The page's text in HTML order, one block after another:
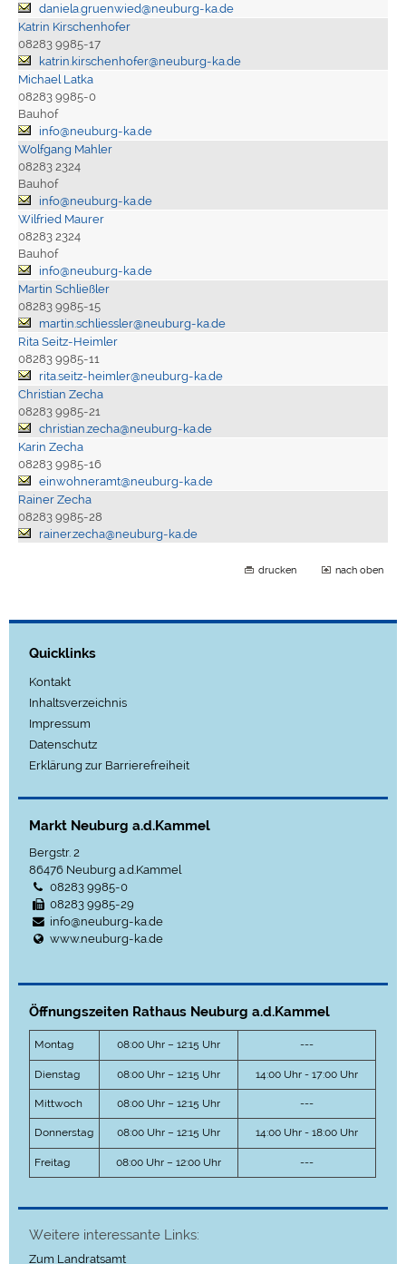
daniela.gruenwied@neuburg-ka.de
Katrin Kirschenhofer
08283 9985-17
katrin.kirschenhofer@neuburg-ka.de
Michael Latka
08283 9985-0
Bauhof
info@neuburg-ka.de
Wolfgang Mahler
08283 2324
Bauhof
info@neuburg-ka.de
Wilfried Maurer
08283 2324
Bauhof
info@neuburg-ka.de
Martin Schließler
08283 9985-15
martin.schliessler@neuburg-ka.de
Rita Seitz-Heimler
08283 9985-11
rita.seitz-heimler@neuburg-ka.de
Christian Zecha
08283 9985-21
christian.zecha@neuburg-ka.de
Karin Zecha
08283 9985-16
einwohneramt@neuburg-ka.de
Rainer Zecha
08283 9985-28
rainer.zecha@neuburg-ka.de
drucken nach oben
Quicklinks
Kontakt
Inhaltsverzeichnis
Impressum
Datenschutz
Erklärung zur Barrierefreiheit
Markt Neuburg a.d.Kammel
Bergstr. 2
86476 Neuburg a.d.Kammel
08283 9985-0
08283 9985-29
info@neuburg-ka.de
www.neuburg-ka.de
Öffnungszeiten Rathaus Neuburg a.d.Kammel
Montag 08:00 Uhr – 12:15 Uhr ---
Dienstag 08:00 Uhr – 12:15 Uhr 14:00 Uhr - 17:00 Uhr
Mittwoch 08:00 Uhr – 12:15 Uhr ---
Donnerstag 08:00 Uhr – 12:15 Uhr 14:00 Uhr - 18:00 Uhr
Freitag 08:00 Uhr – 12:00 Uhr ---
Weitere interessante Links:
Zum Landratsamt